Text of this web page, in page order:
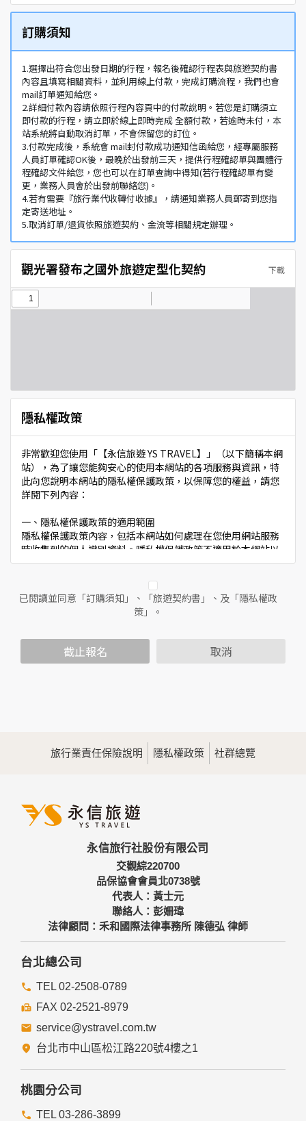
訂購須知
1.選擇出符合您出發日期的行程，報名後確認行程表與旅遊契約書
內容且填寫相關資料，並利用線上付款，完成訂購流程，我們也會
mail訂單通知給您。
2.詳細付款內容請依照行程內容頁中的付款說明。若您是訂購須立
即付款的行程，請立即於線上即時完成 全額付款，若逾時未付，本
站系統將自動取消訂單，不會保留您的訂位。
3.付款完成後，系統會 mail封付款成功通知信函給您，經專屬服務
人員訂單確認OK後，最晚於出發前三天，提供行程確認單與團體行
程確認文件給您，您也可以在訂單查詢中得知(若行程確認單有變
更，業務人員會於出發前聯絡您)。
4.若有需要『旅行業代收轉付收據』，請通知業務人員郵寄到您指
定寄送地址。
5.取消訂單/退貨依照旅遊契約、金流等相關規定辦理。
觀光署發布之國外旅遊定型化契約 下載
隱私權政策
非常歡迎您使用「【永信旅遊 YS TRAVEL】」（以下簡稱本網
站），為了讓您能夠安心的使用本網站的各項服務與資訊，特
此向您說明本網站的隱私權保護政策，以保障您的權益，請您
詳閱下列內容：
一、隱私權保護政策的適用範圍
隱私權保護政策內容，包括本網站如何處理在您使用網站服務
時收集到的個人識別資料。隱私權保護政策不適用於本網站以
外的相關連結網站，也不適用於非本網站所委託或參與管理的
二、個人資料的蒐集、處理及利用方式
當您造訪本網站或使用本網站所提供之功能服務時，我們將視
範圍內處理及利用您的個人資料；非經您書面同意，本網站不
會將個人資料用於其他用途。
為提供精確的服務，我們會將收集的問卷調查內容進行統計與
分析，分析結果之統計數據或說明文字呈現，除供內部研究
三、資料之保護
備及必要的安全防護措施，加以保護網站及您的個人資料採用
嚴格的保護措施，只由經過授權的人員才能接觸您的個人資
料，相關處理人員皆簽有保密合約，如有違反保密義務者，將
會受到相關的法律處分。
如因業務需要有必要委託其他單位提供服務時，本網站亦會嚴
格要求其遵守保密義務，並且採取必要檢查程序以確定其將確
實遵守。
四、網站對外的相關連結
提供的連結，點選進入其他網站。但該連結網站不適用本網站
的隱私權保護政策，您必須參考該連結網站中的隱私權保護政
策。
五、與第三人共用個人資料之政策
本網站絕不會提供、交換、出租或出售任何您的個人資料給其
他個人、團體、私人企業或公務機關，但有法律依據或合約義
務者，不在此限。
前項但書之情形包括不限於：
已閱讀並同意「訂購須知」、「旅遊契約書」、及「隱私權政
策」。
截止報名 取消
旅行業責任保險說明 隱私權政策 社群總覽
永信旅行社股份有限公司
交觀綜220700
品保協會會員北0738號
代表人：黃士元
聯絡人：彭姍瑋
法律顧問：禾和國際法律事務所 陳德弘 律師
台北總公司
TEL 02-2508-0789
FAX 02-2521-8979
service@ystravel.com.tw
台北市中山區松江路220號4樓之1
桃園分公司
TEL 03-286-3899